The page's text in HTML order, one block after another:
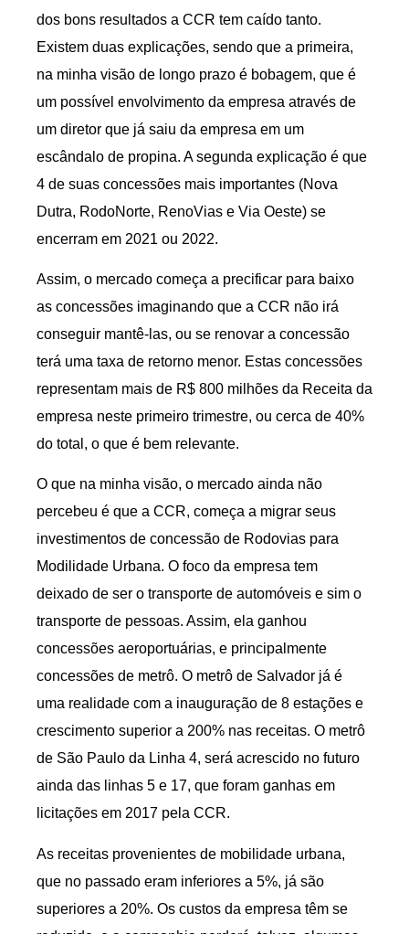
dos bons resultados a CCR tem caído tanto.
Existem duas explicações, sendo que a primeira,
na minha visão de longo prazo é bobagem, que é
um possível envolvimento da empresa através de
um diretor que já saiu da empresa em um
escândalo de propina. A segunda explicação é que
4 de suas concessões mais importantes (Nova
Dutra, RodoNorte, RenoVias e Via Oeste) se
encerram em 2021 ou 2022.
Assim, o mercado começa a precificar para baixo
as concessões imaginando que a CCR não irá
conseguir mantê-las, ou se renovar a concessão
terá uma taxa de retorno menor. Estas concessões
representam mais de R$ 800 milhões da Receita da
empresa neste primeiro trimestre, ou cerca de 40%
do total, o que é bem relevante.
O que na minha visão, o mercado ainda não
percebeu é que a CCR, começa a migrar seus
investimentos de concessão de Rodovias para
Modilidade Urbana. O foco da empresa tem
deixado de ser o transporte de automóveis e sim o
transporte de pessoas. Assim, ela ganhou
concessões aeroportuárias, e principalmente
concessões de metrô. O metrô de Salvador já é
uma realidade com a inauguração de 8 estações e
crescimento superior a 200% nas receitas. O metrô
de São Paulo da Linha 4, será acrescido no futuro
ainda das linhas 5 e 17, que foram ganhas em
licitações em 2017 pela CCR.
As receitas provenientes de mobilidade urbana,
que no passado eram inferiores a 5%, já são
superiores a 20%. Os custos da empresa têm se